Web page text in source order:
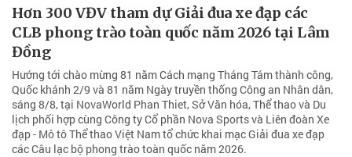
Hơn 300 VĐV tham dự Giải đua xe đạp các
CLB phong trào toàn quốc năm 2026 tại Lâm
Đồng
Hướng tới chào mừng 81 năm Cách mạng Tháng Tám thành công,
Quốc khánh 2/9 và 81 năm Ngày truyền thống Công an Nhân dân,
sáng 8/8, tại NovaWorld Phan Thiet, Sở Văn hóa, Thể thao và Du
lịch phối hợp cùng Công ty Cổ phần Nova Sports và Liên đoàn Xe
đạp - Mô tô Thể thao Việt Nam tổ chức khai mạc Giải đua xe đạp
các Câu lạc bộ phong trào toàn quốc năm 2026.